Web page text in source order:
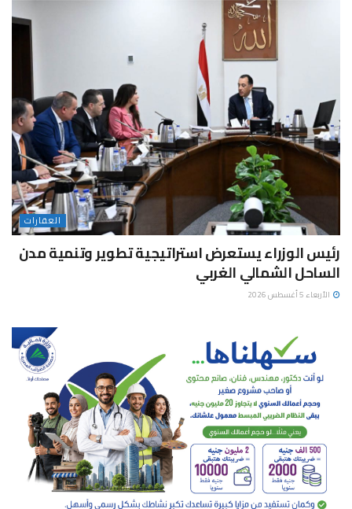
العقارات
رئيس الوزراء يستعرض استراتيجية تطوير وتنمية مدن
الساحل الشمالي الغربي
الأربعاء 5 أغسطس 2026